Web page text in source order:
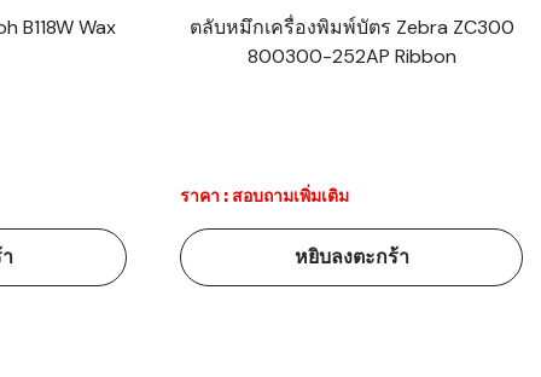
B118W Wax
ตลับหมึกเครื่องพิมพ์บัตร Zebra ZC300
800300-252AP Ribbon
ราคา : สอบถามเพิ่มเติม
หยิบลงตะกร้า